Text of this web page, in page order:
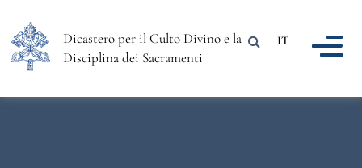
Dicastero per il Culto Divino e la
Disciplina dei Sacramenti
IT